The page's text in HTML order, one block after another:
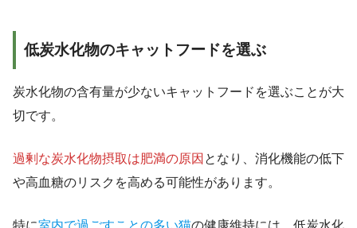
低炭水化物のキャットフードを選ぶ
炭水化物の含有量が少ないキャットフードを選ぶことが大
切です。
過剰な炭水化物摂取は肥満の原因 となり、消化機能の低下
や高血糖のリスクを高める可能性があります。
特に室内で過ごすことの多い猫の健康維持には、低炭水化